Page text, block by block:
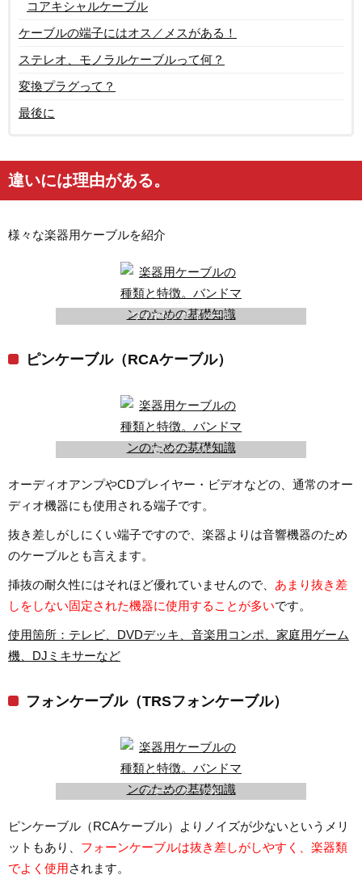
コアキシャルケーブル
ケーブルの端子にはオス／メスがある！
ステレオ、モノラルケーブルって何？
変換プラグって？
最後に
違いには理由がある。
様々な楽器用ケーブルを紹介
ワイヤリング イメージ
ピンケーブル（RCAケーブル）
ピンケーブル
オーディオアンプやCDプレイヤー・ビデオなどの、通常のオー
ディオ機器にも使用される端子です。
抜き差しがしにくい端子ですので、楽器よりは音響機器のため
のケーブルとも言えます。
挿抜の耐久性にはそれほど優れていませんので、 あまり抜き差
しをしない固定された機器に使用することが多いです。
使用箇所：テレビ、DVDデッキ、音楽用コンポ、家庭用ゲーム
機、DJミキサーなど
フォンケーブル（TRSフォンケーブル）
フォーンケーブル
ピンケーブル（RCAケーブル）よりノイズが少ないというメリ
ットもあり、 フォーンケーブルは抜き差しがしやすく、楽器類
でよく使用されます。